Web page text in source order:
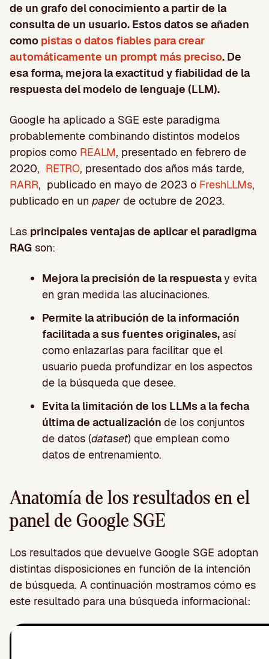
de un grafo del conocimiento a partir de la
consulta de un usuario. Estos datos se añaden
como pistas o datos fiables para crear
automáticamente un prompt más preciso. De
esa forma, mejora la exactitud y fiabilidad de la
respuesta del modelo de lenguaje (LLM).
Google ha aplicado a SGE este paradigma
probablemente combinando distintos modelos
propios como REALM, presentado en febrero de
2020, RETRO, presentado dos años más tarde,
RARR, publicado en mayo de 2023 o FreshLLMs,
publicado en un paper de octubre de 2023.
Las principales ventajas de aplicar el paradigma
RAG son:
Mejora la precisión de la respuestay evita
en gran medida las alucinaciones.
Permite la atribución de la información
facilitada a sus fuentes originales,así
como enlazarlas para facilitar que el
usuario pueda profundizar en los aspectos
de la búsqueda que desee.
Evita la limitación de los LLMs a la fecha
última de actualización de los conjuntos
de datos (dataset) que emplean como
datos de entrenamiento.
Anatomía de los resultados en el
panel de Google SGE
Los resultados que devuelve Google SGE adoptan
distintas disposiciones en función de la intención
de búsqueda. A continuación mostramos cómo es
este resultado para una búsqueda informacional: